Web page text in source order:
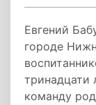
Евгений
городе
тринадцати
команду